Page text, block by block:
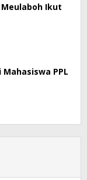
Meulaboh Ikut
Mahasiswa PPL